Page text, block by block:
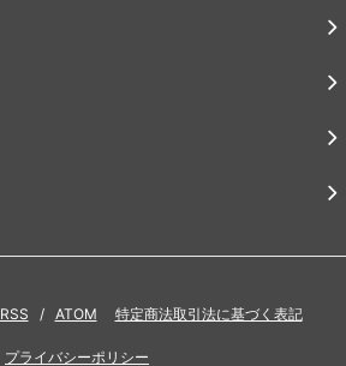
RSS / ATOM 特定商法取引法に基づく表記
プライバシーポリシー